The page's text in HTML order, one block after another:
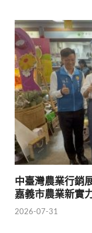
中臺灣農業行銷
嘉義市農業新實
2026-07-31